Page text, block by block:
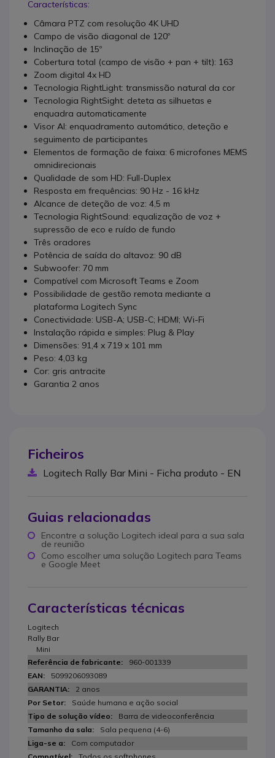
Características:
Câmara PTZ com resolução 4K UHD
Campo de visão diagonal de 120º
Inclinação de 15º
Cobertura total (campo de visão + pan + tilt): 163
Zoom digital 4x HD
Tecnologia RightLight: transmissão natural da cor
Tecnologia RightSight: deteta as silhuetas e
enquadra automaticamente
Visor AI: enquadramento automático, deteção e
seguimento de participantes
Elementos de formação de faixa: 6 microfones MEMS
omnidirecionais
Qualidade de som HD: Full-Duplex
Resposta em frequências: 90 Hz - 16 kHz
Alcance de deteção de voz: 4,5 m
Tecnologia RightSound: equalização de voz +
supressão de eco e ruído de fundo
Três oradores
Potência de saída do altavoz: 90 dB
Subwoofer: 70 mm
Compatível com Microsoft Teams e Zoom
Possibilidade de gestão remota mediante a
plataforma Logitech Sync
Conectividade: USB-A; USB-C; HDMI; Wi-Fi
Instalação rápida e simples: Plug & Play
Dimensões: 91,4 x 719 x 101 mm
Peso: 4,03 kg
Cor: gris antracite
Garantia 2 anos
Ficheiros
Logitech Rally Bar Mini - Ficha produto - EN
Guias relacionadas
Encontre a solução Logitech ideal para a sua sala
de reunião
Como escolher uma solução Logitech para Teams
e Google Meet
Características técnicas
Logitech
Rally Bar
Mini
960-001339
5099206093089
2 anos
Saúde humana e ação social
Barra de videoconferência
Sala pequena (4-6)
Com computador
Todos os softphones